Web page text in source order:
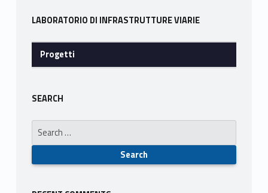
k
Sidebar
LABORATORIO DI INFRASTRUTTURE VIARIE
Progetti
SEARCH
Search for: